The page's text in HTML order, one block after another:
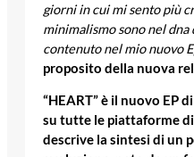
giorni in cui mi sento più
minimalismo sono nel
contenuto nel mio nuovo
proposito della nuova
“HEART” è il nuovo EP
su tutte le piattaforme
descrive la sintesi di un